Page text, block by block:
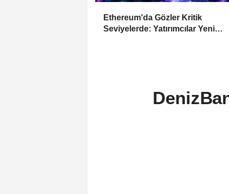
Ethereum'da Gözler Kritik
Seviyelerde: Yatırımcılar Yeni